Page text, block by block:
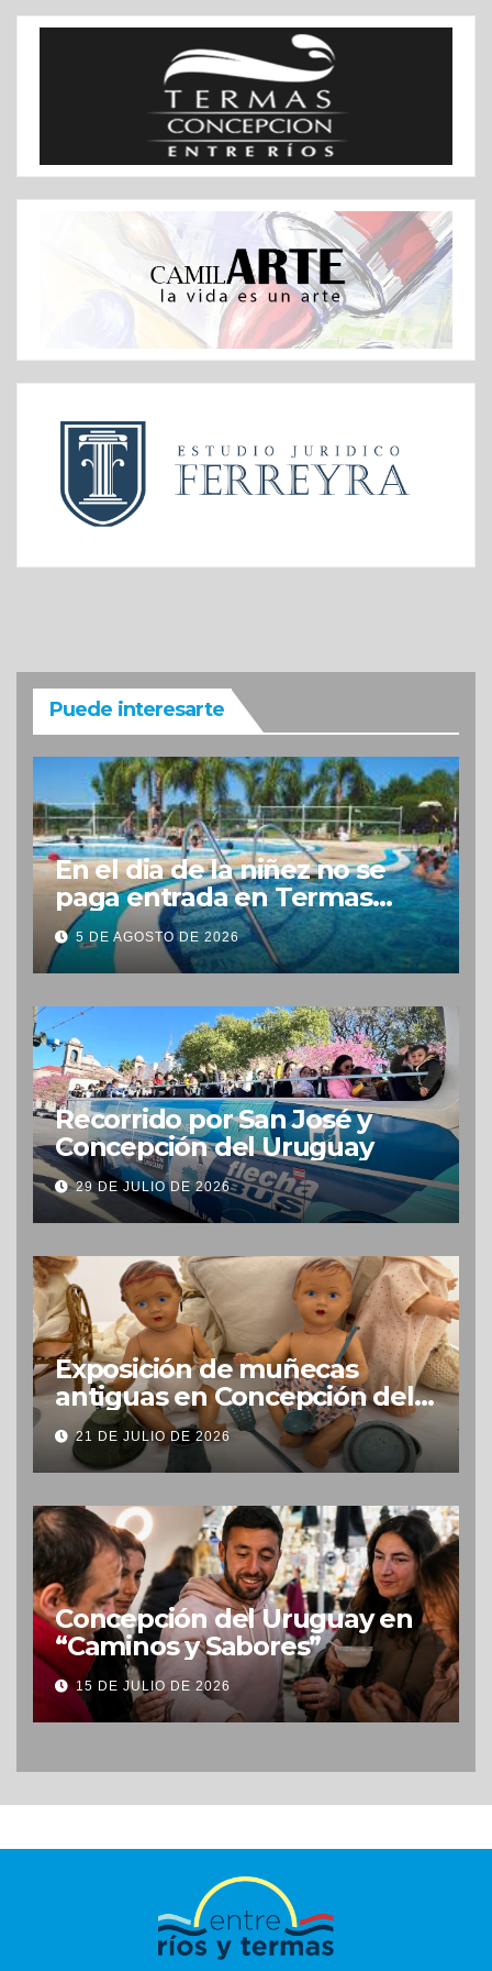
Puede interesarte
En el dia de la niñez no se
paga entrada en Termas
Concepción
5 DE AGOSTO DE 2026
Recorrido por San José y
Concepción del Uruguay
29 DE JULIO DE 2026
Exposición de muñecas
antiguas en Concepción del
Uruguay
21 DE JULIO DE 2026
Concepción del Uruguay en
“Caminos y Sabores”
15 DE JULIO DE 2026